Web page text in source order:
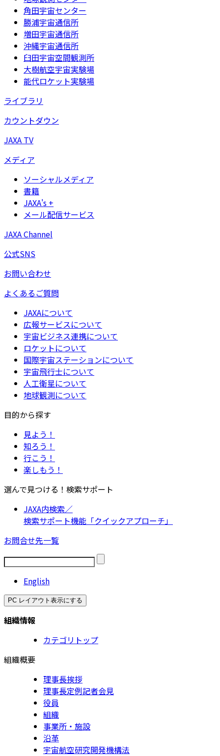
角田宇宙センター
勝浦宇宙通信所
増田宇宙通信所
沖縄宇宙通信所
臼田宇宙空間観測所
大樹航空宇宙実験場
能代ロケット実験場
ライブラリ
カウントダウン
JAXA TV
メディア
ソーシャルメディア
書籍
JAXA's +
メール配信サービス
JAXA Channel
公式SNS
お問い合わせ
よくあるご質問
JAXAについて
広報サービスについて
宇宙ビジネス連携について
ロケットについて
国際宇宙ステーションについて
宇宙飛行士について
人工衛星について
地球観測について
目的から探す
見よう！
知ろう！
行こう！
楽しもう！
選んで見つける！検索サポート
JAXA内検索／
検索サポート機能「クイックアプローチ」
お問合せ先一覧
English
PC レイアウト表示にする
組織情報
カテゴリトップ
組織概要
理事長挨拶
理事長定例記者会見
役員
組織
事業所・施設
沿革
宇宙航空研究開発機構法